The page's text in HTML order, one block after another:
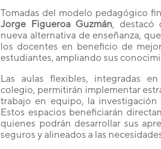
Tomadas del modelo pedagógico
Jorge Figueroa Guzmán, destacó
nueva alternativa de enseñanza,
los docentes en beneficio de
estudiantes, ampliando sus
Las aulas flexibles, integradas
colegio, permitirán implementar
trabajo en equipo, la
Estos espacios beneficiarán
quienes podrán desarrollar sus
seguros y alineados a las